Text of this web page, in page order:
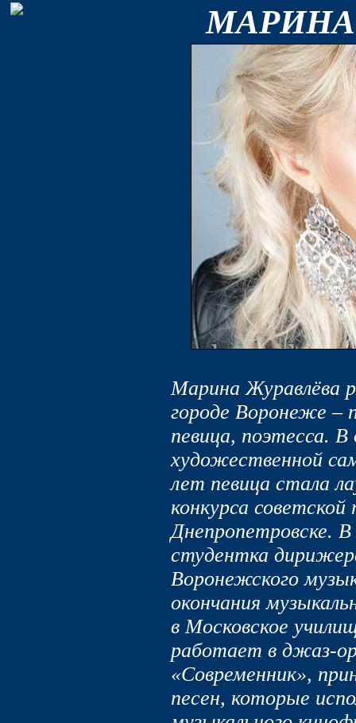
Марина Журавлёва
городе Воронеже –
певица, поэтесса.
художественной
лет певица стала
конкурса советской
Днепропетровске.
студентка
Воронежского
окончания
в Московское
работает в джаз-
«Современник»,
песен, которые